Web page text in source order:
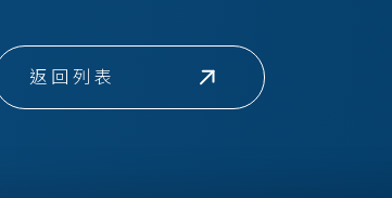
返回列表